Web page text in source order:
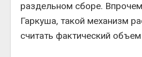
раздельном сборе.
Гаркуша, такой механизм
считать фактический